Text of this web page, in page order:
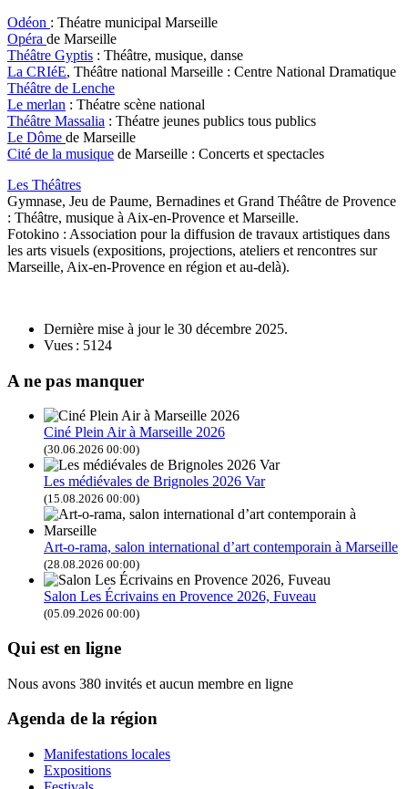
Odéon : Théatre municipal Marseille
Opéra de Marseille
Théâtre Gyptis : Théâtre, musique, danse
La CRIéE, Théâtre national Marseille : Centre National Dramatique
Théâtre de Lenche
Le merlan : Théatre scène national
Théâtre Massalia : Théatre jeunes publics tous publics
Le Dôme de Marseille
Cité de la musique de Marseille : Concerts et spectacles
Les Théâtres
Gymnase, Jeu de Paume, Bernadines et Grand Théâtre de Provence
: Théâtre, musique à Aix-en-Provence et Marseille.
Fotokino : Association pour la diffusion de travaux artistiques dans
les arts visuels (expositions, projections, ateliers et rencontres sur
Marseille, Aix-en-Provence en région et au-delà).
Dernière mise à jour le 30 décembre 2025.
Vues : 5124
A ne pas manquer
Ciné Plein Air à Marseille 2026
(30.06.2026 00:00)
Les médiévales de Brignoles 2026 Var
(15.08.2026 00:00)
Art-o-rama, salon international d’art contemporain à Marseille
(28.08.2026 00:00)
Salon Les Écrivains en Provence 2026, Fuveau
(05.09.2026 00:00)
Qui est en ligne
Nous avons 380 invités et aucun membre en ligne
Agenda de la région
Manifestations locales
Expositions